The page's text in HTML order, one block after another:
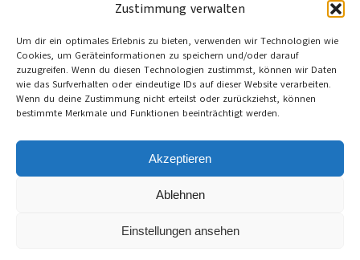
Zustimmung verwalten
Um dir ein optimales Erlebnis zu bieten, verwenden wir Technologien wie
Cookies, um Geräteinformationen zu speichern und/oder darauf
zuzugreifen. Wenn du diesen Technologien zustimmst, können wir Daten
wie das Surfverhalten oder eindeutige IDs auf dieser Website verarbeiten.
Wenn du deine Zustimmung nicht erteilst oder zurückziehst, können
bestimmte Merkmale und Funktionen beeinträchtigt werden.
Akzeptieren
Ablehnen
Einstellungen ansehen
Kaum war der Regierungswechsel perfekt,
Laufzeiten ihrer Atomkraftwerke. Schwarz-Gelb
kommt ihnen nun entgegen.
Claudia Roth (B90/die Grünen)
29. Januar 2010
Category:Inland
B90/Die Grünen
Energiepolitik,
Impressum und Kontakt